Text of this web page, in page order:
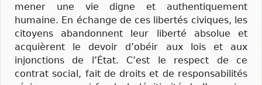
mener une vie digne et authentiquement
humaine. En échange de ces libertés civiques, les
citoyens abandonnent leur liberté absolue et
acquièrent le devoir d’obéir aux lois et aux
injonctions de l’État. C’est le respect de ce
contrat social, fait de droits et de responsabilités